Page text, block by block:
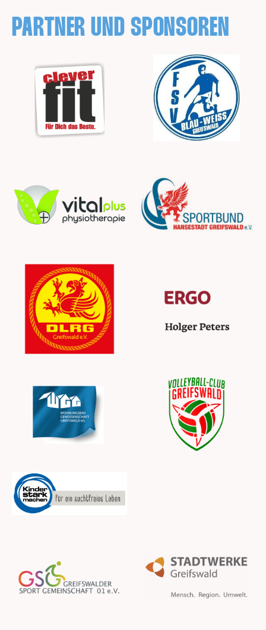
PARTNER UND SPONSOREN